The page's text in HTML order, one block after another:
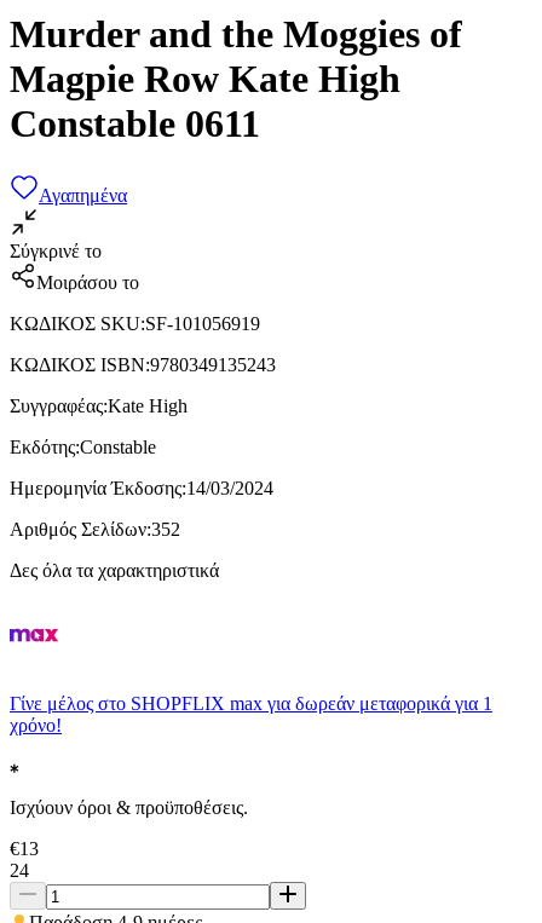
Murder and the Moggies of
Magpie Row Kate High
Constable 0611
Αγαπημένα
Σύγκρινέ το
Μοιράσου το
ΚΩΔΙΚΟΣ SKU:SF-101056919
ΚΩΔΙΚΟΣ ISBN:9780349135243
Συγγραφέας:Kate High
Εκδότης:Constable
Ημερομηνία Έκδοσης:14/03/2024
Αριθμός Σελίδων:352
Δες όλα τα χαρακτηριστικά
Γίνε μέλος στο SHOPFLIX max για δωρεάν μεταφορικά για 1
χρόνο!
Ισχύουν όροι & προϋποθέσεις.
€13
24